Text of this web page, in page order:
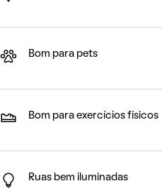
Bom para pets
Bom para exercícios físicos
Ruas bem iluminadas